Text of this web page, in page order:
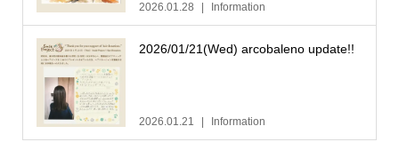
2026.01.28 Information
2026/01/21(Wed) arcobaleno update!!
2026.01.21 Information